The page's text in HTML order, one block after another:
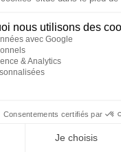
NEUF